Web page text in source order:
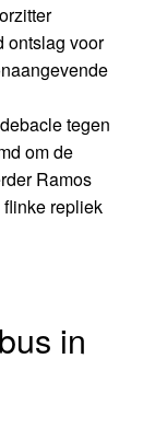
ontslag voor
tegen
om de
Ramos
repliek
in